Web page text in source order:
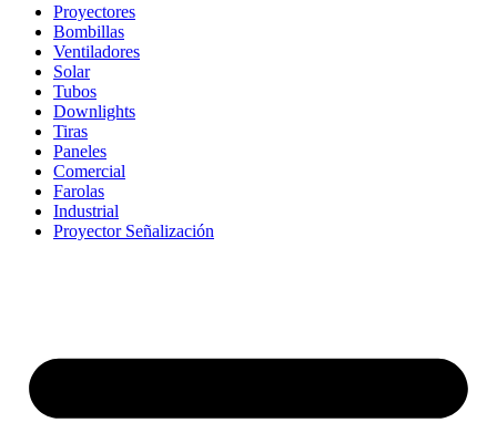
Proyectores
Bombillas
Ventiladores
Solar
Tubos
Downlights
Tiras
Paneles
Comercial
Farolas
Industrial
Proyector Señalización